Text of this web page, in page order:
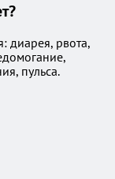
диарея, рвота,
пульса.